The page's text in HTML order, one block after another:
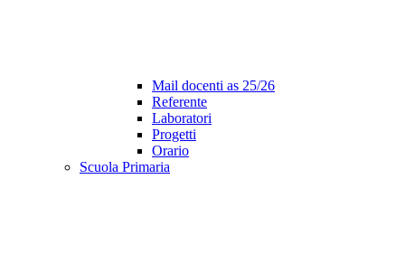
Mail docenti as 25/26
Referente
Laboratori
Progetti
Orario
Scuola Primaria